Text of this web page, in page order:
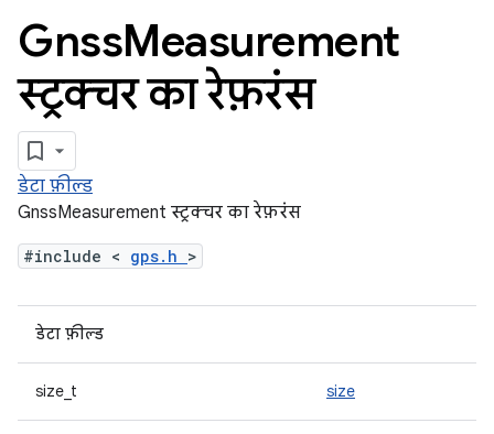
GnssMeasurement
स्ट्रक्चर का रेफ़रंस
डेटा फ़ील्ड
GnssMeasurement स्ट्रक्चर का रेफ़रंस
#include < gps.h >
डेटा फ़ील्ड
size_t size